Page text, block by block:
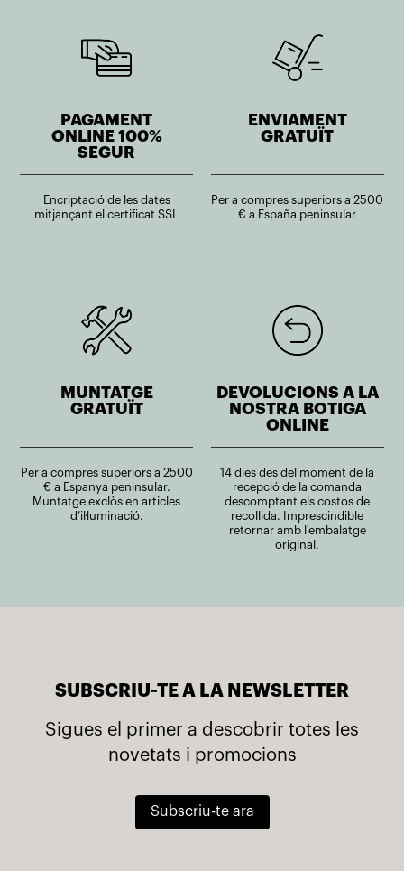
PAGAMENT
ONLINE 100%
SEGUR
Encriptació de les dates
mitjançant el certificat SSL
ENVIAMENT
GRATUÏT
Per a compres superiors a 2500
€ a España peninsular
MUNTATGE
GRATUÏT
Per a compres superiors a 2500
€ a Espanya peninsular.
Muntatge exclòs en articles
d’il·luminació.
DEVOLUCIONS A LA
NOSTRA BOTIGA
ONLINE
14 dies des del moment de la
recepció de la comanda
descomptant els costos de
recollida. Imprescindible
retornar amb l'embalatge
original.
SUBSCRIU-TE A LA NEWSLETTER
Sigues el primer a descobrir totes les
novetats i promocions
Subscriu-te ara